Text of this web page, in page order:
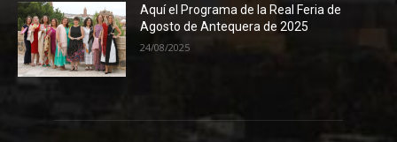
Aquí el Programa de la Real Feria de
Agosto de Antequera de 2025
24/08/2025